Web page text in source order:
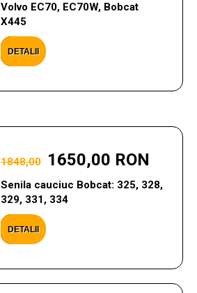
Volvo EC70, EC70W, Bobcat
X445
DETALII
1848,00 1650,00 RON
Senila cauciuc Bobcat: 325, 328,
329, 331, 334
DETALII